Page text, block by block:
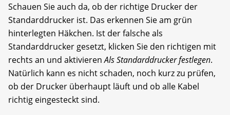
Schauen Sie auch da, ob der richtige Drucker der
Standarddrucker ist. Das erkennen Sie am grün
hinterlegten Häkchen. Ist der falsche als
Standarddrucker gesetzt, klicken Sie den richtigen mit
rechts an und aktivierenAls Standarddrucker festlegen.
Natürlich kann es nicht schaden, noch kurz zu prüfen,
ob der Drucker überhaupt läuft und ob alle Kabel
richtig eingesteckt sind.